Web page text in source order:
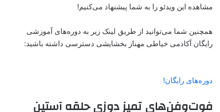
مشاهده این ویدئو را به شما پیشنهاد می‌کنیم!
همچنین شما می‌توانید از طریق لینک زیر به دوره‌های آموزشی
رایگان آکادمی خیاطی مهناز بخشایشی دسترسی داشته باشید:
دوره‌های رایگان!
فوت‌وفن‌های تمیز دوزی حلقه آستین